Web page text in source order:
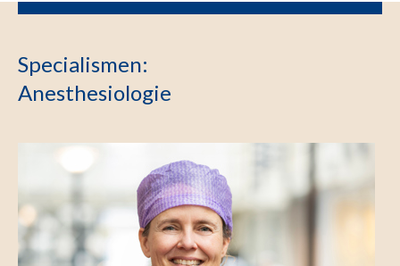
Specialismen:
Anesthesiologie